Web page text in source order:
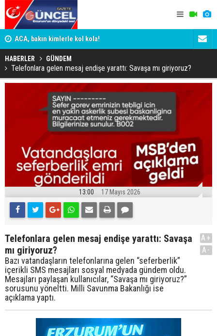
ACA, bakın kimlerle kol kola!
HABERLER GÜNDEM
Telefonlara gelen mesaj endişe yarattı: Savaşa mı giriyoruz?
13:00 17 Mayıs 2026
Telefonlara gelen mesaj endişe yarattı: Savaşa
mı giriyoruz?
Bazı vatandaşların telefonlarına gelen “seferberlik”
içerikli SMS mesajları sosyal medyada gündem oldu.
Mesajları paylaşan kullanıcılar, “Savaşa mı giriyoruz?”
sorusunu yöneltti. Milli Savunma Bakanlığı ise
açıklama yaptı.
A+
A-